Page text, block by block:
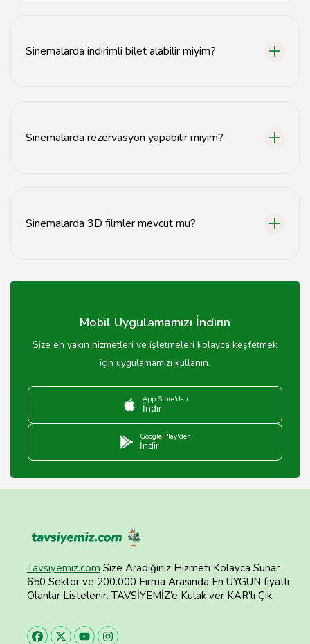
Sinemalarda indirimli bilet alabilir miyim?
Sinemalarda rezervasyon yapabilir miyim?
Sinemalarda 3D filmler mevcut mu?
ancak 3D gözlük almanız gerekebilir.
Mobil Uygulamamızı İndirin
Size en yakın hizmetleri ve işletmeleri kolayca keşfetmek
için uygulamamızı kullanın.
App Store'dan
İndir
Google Play'den
İndir
Tavsiyemiz.com Size Aradığınız Hizmeti Kolayca Sunar
650 Sektör ve 200.000 Firma Arasında En UYGUN fiyatlı
Olanlar Listelenir. TAVSİYEMİZ’e Kulak ver KAR’lı Çık.